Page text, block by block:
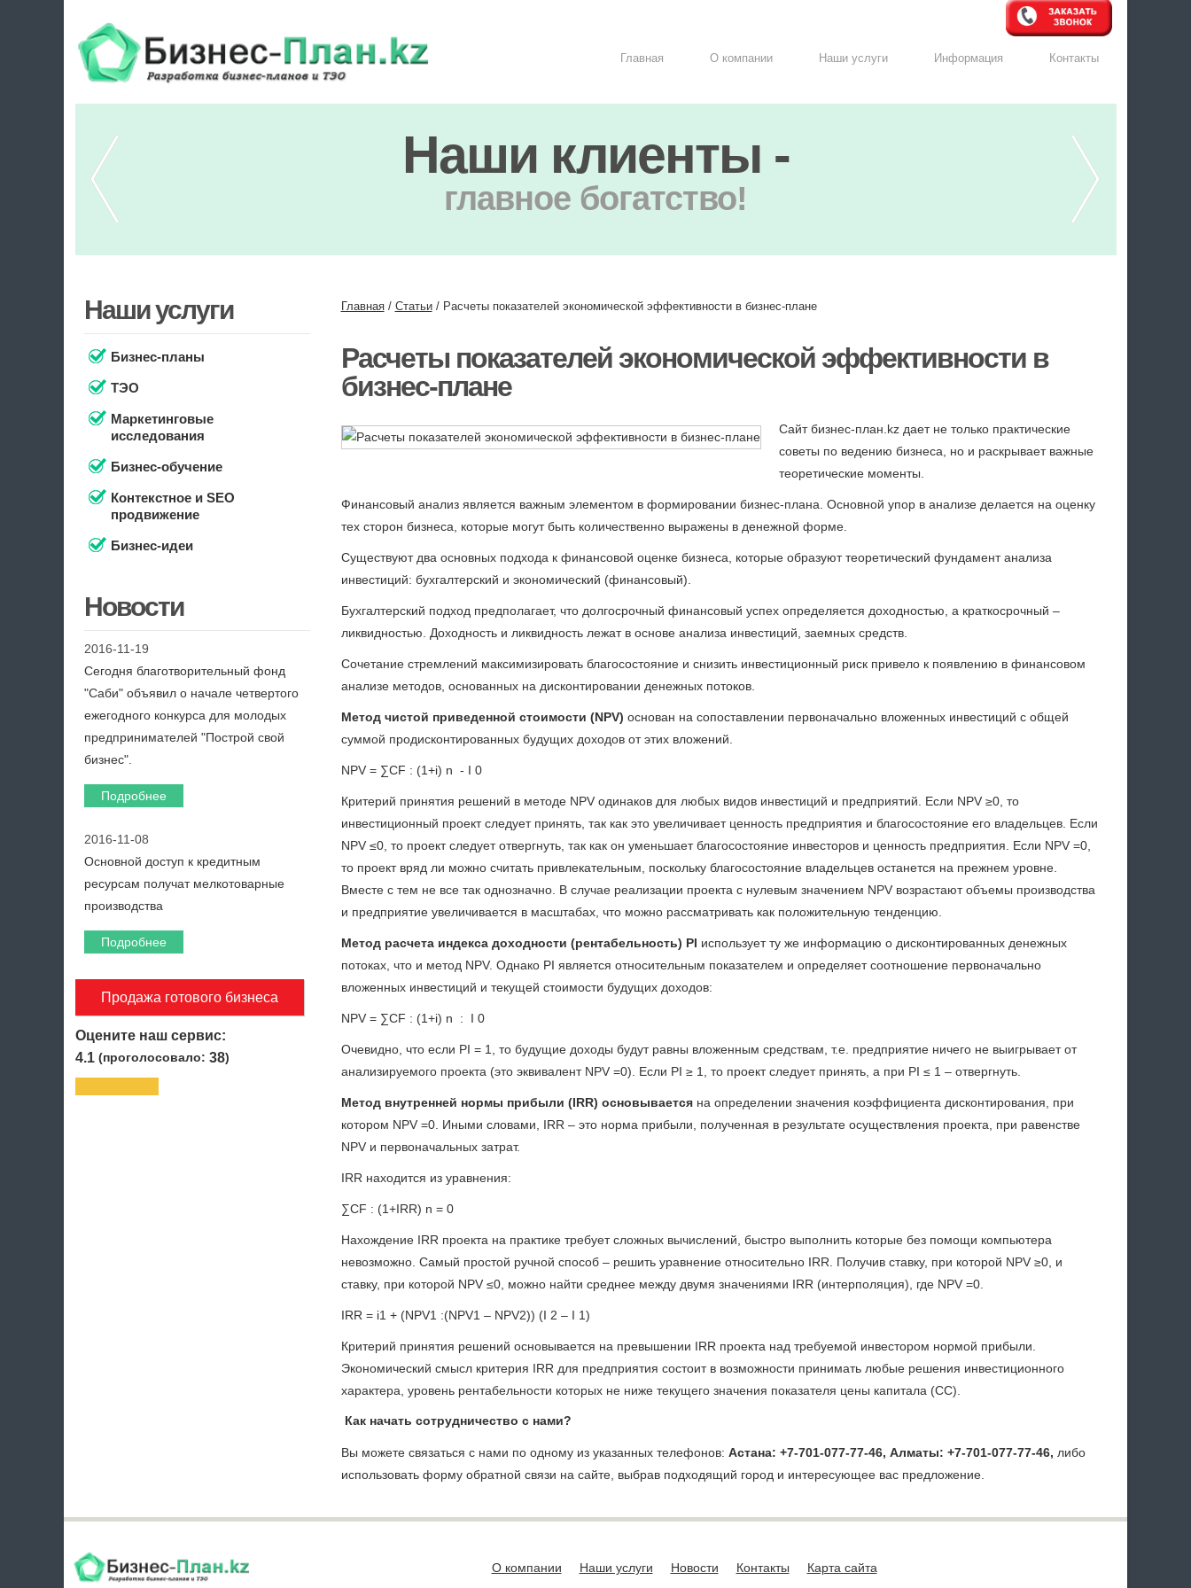
Главная О компании Наши услуги Информация Контакты
Наши клиенты -
главное богатство!
Наши услуги
Бизнес-планы
ТЭО
Маркетинговые
исследования
Бизнес-обучение
Контекстное и SEO
продвижение
Бизнес-идеи
Новости
2016-11-19
Сегодня благотворительный фонд
"Саби" объявил о начале четвертого
ежегодного конкурса для молодых
предпринимателей "Построй свой
бизнес".
Подробнее
2016-11-08
Основной доступ к кредитным
ресурсам получат мелкотоварные
производства
Подробнее
Продажа готового бизнеса
Оцените наш сервис:
4.1 (проголосовало: 38)
Главная/ Статьи/ Расчеты показателей экономической эффективности в бизнес-плане
Расчеты показателей экономической эффективности в
бизнес-плане
Сайт бизнес-план.kz дает не только практические
советы по ведению бизнеса, но и раскрывает важные
теоретические моменты.
Финансовый анализ является важным элементом в формировании бизнес-плана. Основной упор в анализе делается на оценку
тех сторон бизнеса, которые могут быть количественно выражены в денежной форме.
Существуют два основных подхода к финансовой оценке бизнеса, которые образуют теоретический фундамент анализа
инвестиций: бухгалтерский и экономический (финансовый).
Бухгалтерский подход предполагает, что долгосрочный финансовый успех определяется доходностью, а краткосрочный –
ликвидностью. Доходность и ликвидность лежат в основе анализа инвестиций, заемных средств.
Сочетание стремлений максимизировать благосостояние и снизить инвестиционный риск привело к появлению в финансовом
анализе методов, основанных на дисконтировании денежных потоков.
Метод чистой приведенной стоимости (NPV) основан на сопоставлении первоначально вложенных инвестиций с общей
суммой продисконтированных будущих доходов от этих вложений.
NPV = ∑CF : (1+i) n - I 0
Критерий принятия решений в методе NPV одинаков для любых видов инвестиций и предприятий. Если NPV ≥0, то
инвестиционный проект следует принять, так как это увеличивает ценность предприятия и благосостояние его владельцев. Если
NPV ≤0, то проект следует отвергнуть, так как он уменьшает благосостояние инвесторов и ценность предприятия. Если NPV =0,
то проект вряд ли можно считать привлекательным, поскольку благосостояние владельцев останется на прежнем уровне.
Вместе с тем не все так однозначно. В случае реализации проекта с нулевым значением NPV возрастают объемы производства
и предприятие увеличивается в масштабах, что можно рассматривать как положительную тенденцию.
Метод расчета индекса доходности (рентабельность) PI использует ту же информацию о дисконтированных денежных
потоках, что и метод NPV. Однако PI является относительным показателем и определяет соотношение первоначально
вложенных инвестиций и текущей стоимости будущих доходов:
NPV = ∑CF : (1+i) n : I 0
Очевидно, что если PI = 1, то будущие доходы будут равны вложенным средствам, т.е. предприятие ничего не выигрывает от
анализируемого проекта (это эквивалент NPV =0). Если PI ≥ 1, то проект следует принять, а при PI ≤ 1 – отвергнуть.
Метод внутренней нормы прибыли (IRR) основывается на определении значения коэффициента дисконтирования, при
котором NPV =0. Иными словами, IRR – это норма прибыли, полученная в результате осуществления проекта, при равенстве
NPV и первоначальных затрат.
IRR находится из уравнения:
∑CF : (1+IRR) n = 0
Нахождение IRR проекта на практике требует сложных вычислений, быстро выполнить которые без помощи компьютера
невозможно. Самый простой ручной способ – решить уравнение относительно IRR. Получив ставку, при которой NPV ≥0, и
ставку, при которой NPV ≤0, можно найти среднее между двумя значениями IRR (интерполяция), где NPV =0.
IRR = i1 + (NPV1 :(NPV1 – NPV2)) (I 2 – I 1)
Критерий принятия решений основывается на превышении IRR проекта над требуемой инвестором нормой прибыли.
Экономический смысл критерия IRR для предприятия состоит в возможности принимать любые решения инвестиционного
характера, уровень рентабельности которых не ниже текущего значения показателя цены капитала (СС).
Как начать сотрудничество с нами?
Вы можете связаться с нами по одному из указанных телефонов: Астана: +7-701-077-77-46, Алматы: +7-701-077-77-46, либо
использовать форму обратной связи на сайте, выбрав подходящий город и интересующее вас предложение.
О компании Наши услуги Новости Контакты Карта сайта